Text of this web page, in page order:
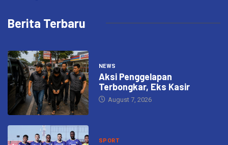
Berita Terbaru
NEWS
Aksi Penggelapan
Terbongkar, Eks Kasir
August 7, 2026
SPORT